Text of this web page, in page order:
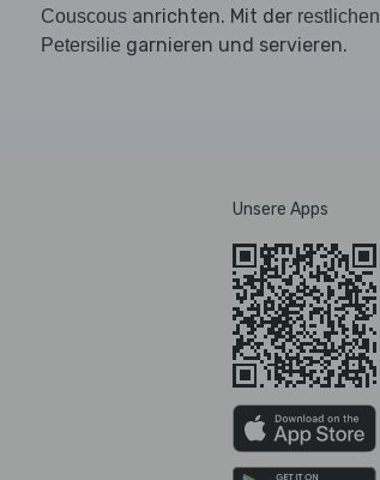
Couscous anrichten. Mit der restlichen
Petersilie garnieren und servieren.
Unsere Apps